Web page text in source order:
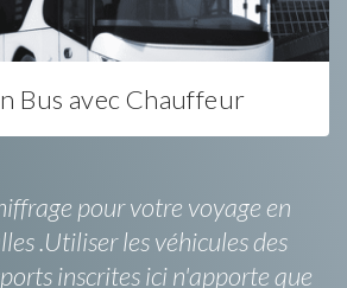
Bus avec Chauffeur
pour votre voyage en
.Utiliser les véhicules des
inscrites ici n'apporte que